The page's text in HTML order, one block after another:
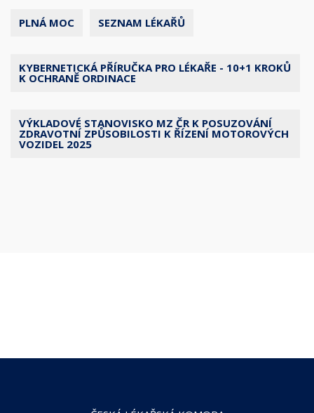
PLNÁ MOC SEZNAM LÉKAŘŮ
KYBERNETICKÁ PŘÍRUČKA PRO LÉKAŘE - 10+1 KROKŮ
K OCHRANĚ ORDINACE
VÝKLADOVÉ STANOVISKO MZ ČR K POSUZOVÁNÍ
ZDRAVOTNÍ ZPŮSOBILOSTI K ŘÍZENÍ MOTOROVÝCH
VOZIDEL 2025